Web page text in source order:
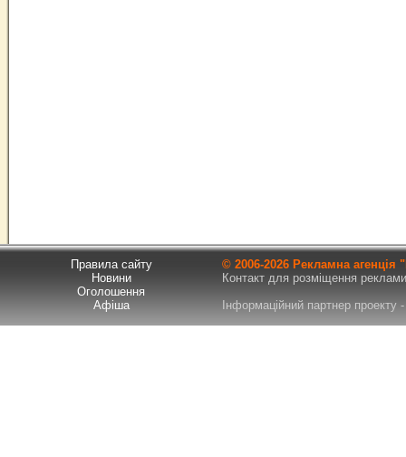
Правила сайту
Новини
Оголошення
Афіша
© 2006-2026 Рекламна
Контакт для розміщення
Інформаційний партнер проекту